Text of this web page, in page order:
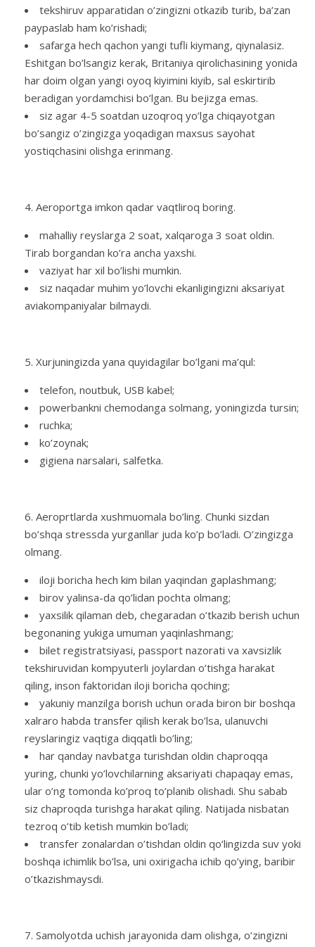
tekshiruv apparatidan o’zingizni otkazib turib, ba’zan
paypaslab ham ko’rishadi;
safarga hech qachon yangi tufli kiymang, qiynalasiz.
Eshitgan bo’lsangiz kerak, Britaniya qirolichasining yonida
har doim olgan yangi oyoq kiyimini kiyib, sal eskirtirib
beradigan yordamchisi bo’lgan. Bu bejizga emas.
siz agar 4-5 soatdan uzoqroq yo’lga chiqayotgan
bo’sangiz o’zingizga yoqadigan maxsus sayohat
yostiqchasini olishga erinmang.
Aeroportga imkon qadar vaqtliroq boring.
mahalliy reyslarga 2 soat, xalqaroga 3 soat oldin.
Tirab borgandan ko’ra ancha yaxshi.
vaziyat har xil bo’lishi mumkin.
siz naqadar muhim yo’lovchi ekanligingizni aksariyat
aviakompaniyalar bilmaydi.
Xurjuningizda yana quyidagilar bo’lgani ma’qul:
telefon, noutbuk, USB kabel;
powerbankni chemodanga solmang, yoningizda tursin;
ruchka;
ko’zoynak;
gigiena narsalari, salfetka.
Aeroprtlarda xushmuomala bo’ling. Chunki sizdan
bo’shqa stressda yurganllar juda ko’p bo’ladi. O’zingizga
olmang.
iloji boricha hech kim bilan yaqindan gaplashmang;
birov yalinsa-da qo’lidan pochta olmang;
yaxsilik qilaman deb, chegaradan o’tkazib berish uchun
begonaning yukiga umuman yaqinlashmang;
bilet registratsiyasi, passport nazorati va xavsizlik
tekshiruvidan kompyuterli joylardan o’tishga harakat
qiling, inson faktoridan iloji boricha qoching;
yakuniy manzilga borish uchun orada biron bir boshqa
xalraro habda transfer qilish kerak bo’lsa, ulanuvchi
reyslaringiz vaqtiga diqqatli bo’ling;
har qanday navbatga turishdan oldin chaproqqa
yuring, chunki yo’lovchilarning aksariyati chapaqay emas,
ular o’ng tomonda ko’proq to’planib olishadi. Shu sabab
siz chaproqda turishga harakat qiling. Natijada nisbatan
tezroq o’tib ketish mumkin bo’ladi;
transfer zonalardan o’tishdan oldin qo’lingizda suv yoki
boshqa ichimlik bo’lsa, uni oxirigacha ichib qo’ying, baribir
o’tkazishmaysdi.
Samolyotda uchish jarayonida dam olishga, o’zingizni